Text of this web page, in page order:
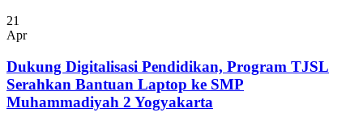
21
Apr
Dukung Digitalisasi Pendidikan, Program TJSL
Serahkan Bantuan Laptop ke SMP
Muhammadiyah 2 Yogyakarta